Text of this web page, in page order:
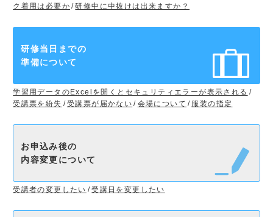
ク着用は必要か
研修中に中抜けは出来ますか？
研修当日までの
準備について
学習用データのExcelを開くとセキュリティエラーが表示される
受講票を紛失
受講票が届かない 会場について 服装の指定
お申込み後の
内容変更について
受講者の変更したい 受講日を変更したい